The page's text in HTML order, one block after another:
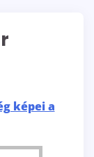
képei a